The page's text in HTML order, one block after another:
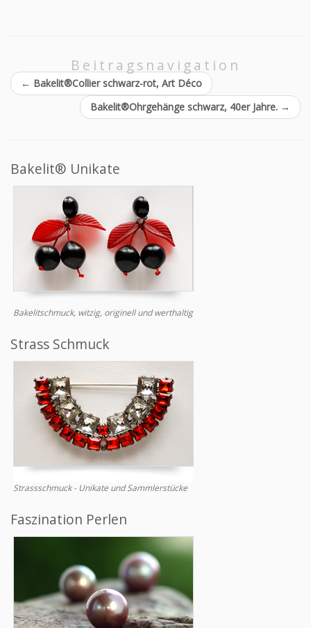
Beitragsnavigation
← Bakelit®Collier schwarz-rot, Art Déco
Bakelit®Ohrgehänge schwarz, 40er Jahre. →
Bakelit® Unikate
Bakelitschmuck, witzig, originell und werthaltig
Strass Schmuck
Strassschmuck - Unikate und Sammlerstücke
Faszination Perlen